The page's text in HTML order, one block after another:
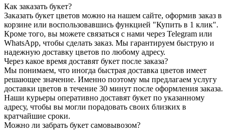
Как заказать букет?
Заказать букет цветов можно на нашем сайте, оформив заказ в
корзине или воспользовавшись функцией "Купить в 1 клик".
Кроме того, вы можете связаться с нами через Telegram или
WhatsApp, чтобы сделать заказ. Мы гарантируем быструю и
надежную доставку цветов по любому адресу.
Через какое время доставят букет после заказа?
Мы понимаем, что иногда быстрая доставка цветов имеет
решающее значение. Именно поэтому мы предлагаем услугу
доставки цветов в течение 30 минут после оформления заказа.
Наши курьеры оперативно доставят букет по указанному
адресу, чтобы вы могли порадовать своих близких в
кратчайшие сроки.
Можно ли забрать букет самовывозом?